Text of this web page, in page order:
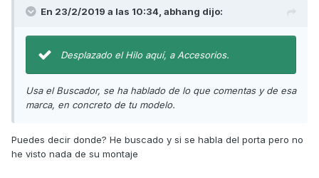
En 23/2/2019 a las 10:34, abhang dijo:
Desplazado el Hilo aquí, a Accesorios.
Usa el Buscador, se ha hablado de lo que comentas y de esa
marca, en concreto de tu modelo.
Puedes decir donde? He buscado y si se habla del porta pero no
he visto nada de su montaje